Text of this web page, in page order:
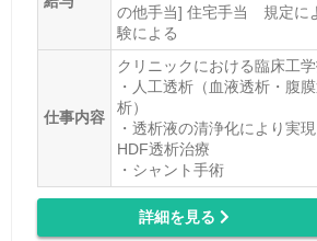
の他手当] 住宅手当 規定に
験による
仕事内容
クリニックにおける臨床工
・人工透析（血液透析・腹
析）
・透析液の清浄化により実
HDF透析治療
・シャント手術
詳細を見る